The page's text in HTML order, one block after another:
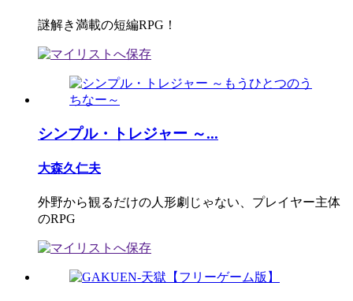
謎解き満載の短編RPG！
シンプル・トレジャー ～...
大森久仁夫
外野から観るだけの人形劇じゃない、プレイヤー主体
のRPG